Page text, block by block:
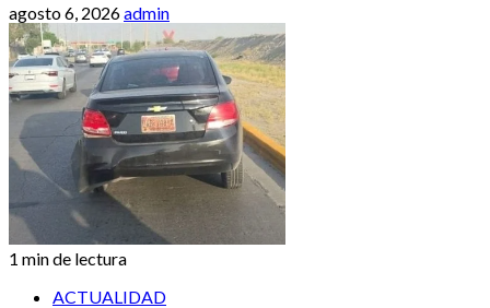
agosto 6, 2026admin
1 min de lectura
ACTUALIDAD